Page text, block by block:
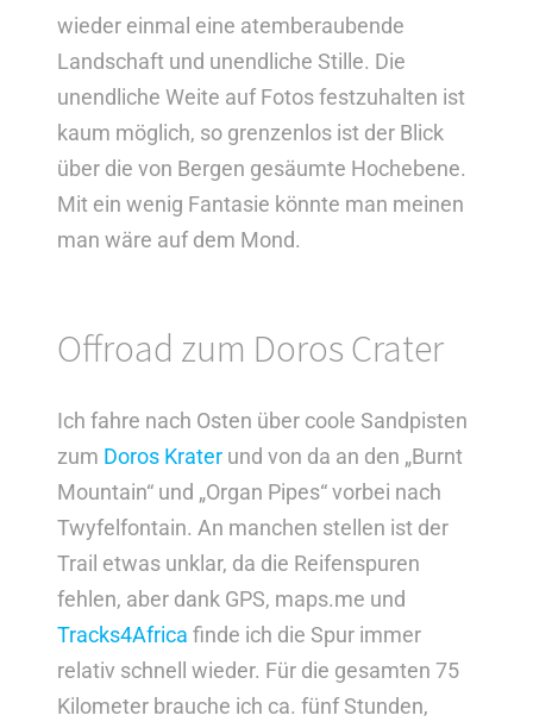
wieder einmal eine atemberaubende
Landschaft und unendliche Stille. Die
unendliche Weite auf Fotos festzuhalten ist
kaum möglich, so grenzenlos ist der Blick
über die von Bergen gesäumte Hochebene.
Mit ein wenig Fantasie könnte man meinen
man wäre auf dem Mond.
Offroad zum Doros Crater
Ich fahre nach Osten über coole Sandpisten
zum Doros Krater und von da an den „Burnt
Mountain“ und „Organ Pipes“ vorbei nach
Twyfelfontain. An manchen stellen ist der
Trail etwas unklar, da die Reifenspuren
fehlen, aber dank GPS, maps.me und
Tracks4Africa finde ich die Spur immer
relativ schnell wieder. Für die gesamten 75
Kilometer brauche ich ca. fünf Stunden,